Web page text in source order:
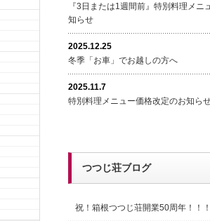
『3日または1週間前』特別料理メニ
知らせ
2025.12.25
冬季「お車」でお越しの方へ
2025.11.7
特別料理メニュー価格改定のお知ら
つつじ荘ブログ
祝！箱根つつじ荘開業50周年！！！